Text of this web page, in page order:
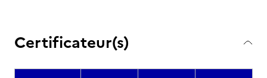
Certificateur(s)